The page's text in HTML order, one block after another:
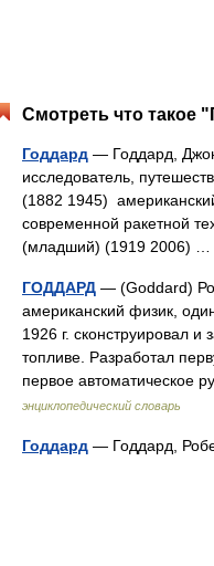
Смотреть что такое
Годдард — Годдард,
исследователь,
(1882 1945)
современной ракетной
(младший) (1919 2006)
ГОДДАРД — (Goddard)
американский физик,
1926 г. сконструировал и
топливе. Разработал
первое автоматическое
энциклопедический словарь
Годдард — Годдард,